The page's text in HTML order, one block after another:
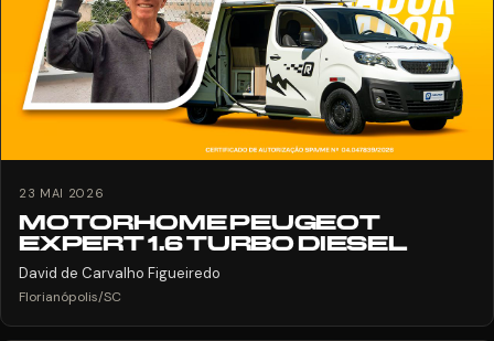
23 MAI 2026
MOTORHOME PEUGEOT
EXPERT 1.6 TURBO DIESEL
David de Carvalho Figueiredo
Florianópolis/SC